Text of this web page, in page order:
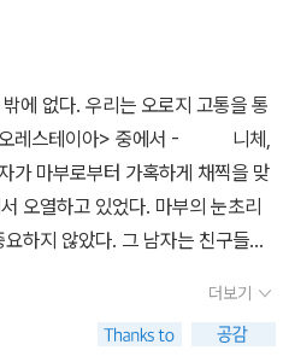
미있게 읽어서 아빠가 너무 기대를
. 그리고 만화라는 생각에 약간
않은 용어와 문장들로 정신을 바
보니,자세함을 담기에는 부족했던
어렸을 때 부모님과 누이를 잃고
지에 있는 할아버지와 할머니와 함
라는 유명한 영국 수상이었어. 그
하고 돌아가셔서 버트런드 러셀은
엄격한 규율로 버트런드 러셀을
을 얻었는데, 유클리스 기하학에
에 없다. 우리는 오로지 고통을 통
오레스테이아> 중에서 - 니체,
가 마부로부터 가혹하게 채찍을 맞
오열하고 있었다. 마부의 눈초리
하지 않았다. 그 남자는 친구들에
체였다. ' 신은 죽었다 ' 고 외친 남
다. 니체는 <차라투스트라는 이
더보기